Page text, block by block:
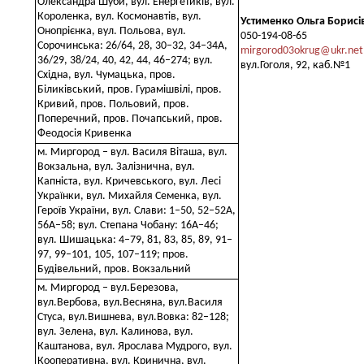
Устименко Ольга
050-194-08-65
mirgorod03okrug@ukr.net
вул.Гоголя, 92, каб.№1
Короленка, вул. Космонавтів, вул.
Онопрієнка, вул. Польова, вул.
Сорочинська: 26/64, 28, 30–32, 34–34А,
36/29, 38/24, 40, 42, 44, 46–274; вул.
Східна, вул. Чумацька, пров.
Біликівський, пров. Гурамішвілі, пров.
Кривий, пров. Польовий, пров.
Поперечний, пров. Почапський, пров.
Феодосія Кривенка
м. Миргород – вул. Василя Віташа, вул.
Вокзальна, вул. Залізнична, вул.
Капніста, вул. Кричевського, вул. Лесі
Українки, вул. Михайля Семенка, вул.
Героїв України, вул. Слави: 1–50, 52–52А,
56А–58; вул. Степана Чобану: 16А–46;
вул. Шишацька: 4–79, 81, 83, 85, 89, 91–
97, 99–101, 105, 107–119; пров.
Будівельний, пров. Вокзальний
м. Миргород – вул.Березова,
вул.Вербова, вул.Весняна, вул.Василя
Стуса, вул.Вишнева, вул.Вовка: 82–128;
вул. Зелена, вул. Калинова, вул.
Каштанова, вул. Ярослава Мудрого, вул.
Кооперативна, вул. Кринична, вул.